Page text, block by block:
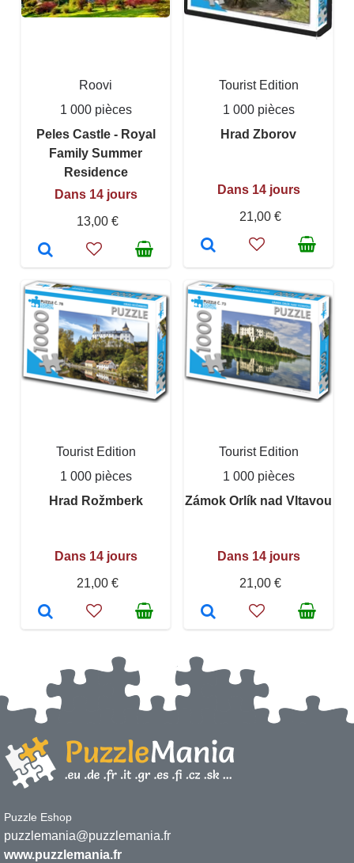
Roovi
1 000 pièces
Peles Castle - Royal
Family Summer
Residence
Dans 14 jours
13,00 €
Tourist Edition
1 000 pièces
Hrad Zborov
Dans 14 jours
21,00 €
Tourist Edition
1 000 pièces
Hrad Rožmberk
Dans 14 jours
21,00 €
Tourist Edition
1 000 pièces
Zámok Orlík nad Vltavou
Dans 14 jours
21,00 €
Puzzle Eshop
puzzlemania@puzzlemania.fr
www.puzzlemania.fr